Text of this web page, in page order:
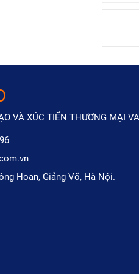
VÀ XÚC TIẾN THƯƠNG MẠI
Hoan, Giảng Võ, Hà Nội.